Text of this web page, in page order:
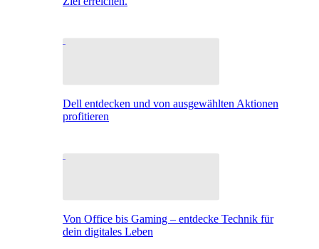
Dell entdecken und von ausgewählten Aktionen
profitieren
Von Office bis Gaming – entdecke Technik für
dein digitales Leben